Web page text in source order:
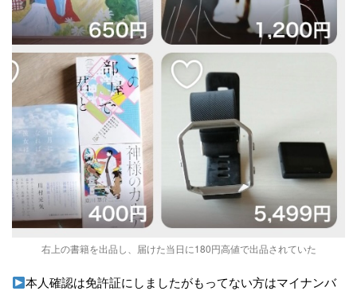
右上の書籍を出品し、届けた当日に180円高値で出品されていた
本人確認は免許証にしましたがもってない方はマイナンバ